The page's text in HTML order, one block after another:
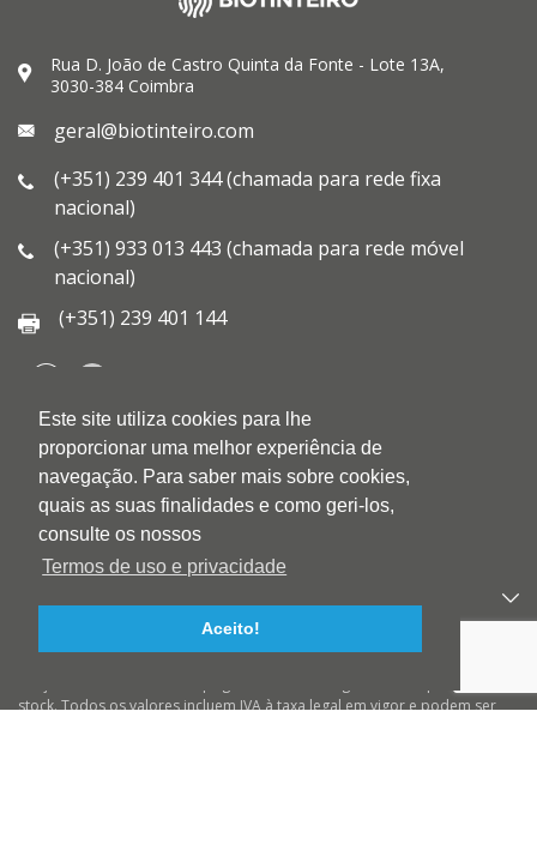
Este site utiliza cookies para lhe
proporcionar uma melhor experiência de
navegação. Para saber mais sobre cookies,
quais as suas finalidades e como geri-los,
consulte os nossos
Termos de uso e privacidade
Aceito!
Rua D. João de Castro Quinta da Fonte - Lote 13A,
3030-384 Coimbra
geral@biotinteiro.com
(+351) 239 401 344 (chamada para rede fixa
nacional)
(+351) 933 013 443 (chamada para rede móvel
nacional)
(+351) 239 401 144
QUEM SOMOS
QUALIDADE
AMBIENTE
BLOG
CONTACTOS
stock. Todos os valores incluem IVA à taxa legal em vigor e podem ser